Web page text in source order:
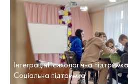
ІнтеграціяПсихологічна підтримка
Соціальна підтримка